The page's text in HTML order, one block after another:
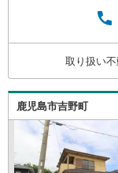
（約620m
m）・錦城
局まで徒
取り扱い
鹿児島市吉野町